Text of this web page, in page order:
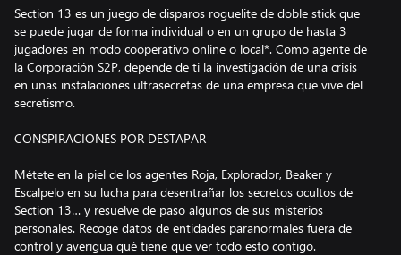
Section 13 es un juego de disparos roguelite de doble stick que
se puede jugar de forma individual o en un grupo de hasta 3
jugadores en modo cooperativo online o local*. Como agente de
la Corporación S2P, depende de ti la investigación de una crisis
en unas instalaciones ultrasecretas de una empresa que vive del
secretismo.
CONSPIRACIONES POR DESTAPAR
Métete en la piel de los agentes Roja, Explorador, Beaker y
Escalpelo en su lucha para desentrañar los secretos ocultos de
Section 13… y resuelve de paso algunos de sus misterios
personales. Recoge datos de entidades paranormales fuera de
control y averigua qué tiene que ver todo esto contigo.